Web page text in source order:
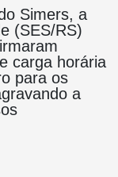
Simers, a
(SES/RS)
carga horária
para os
a